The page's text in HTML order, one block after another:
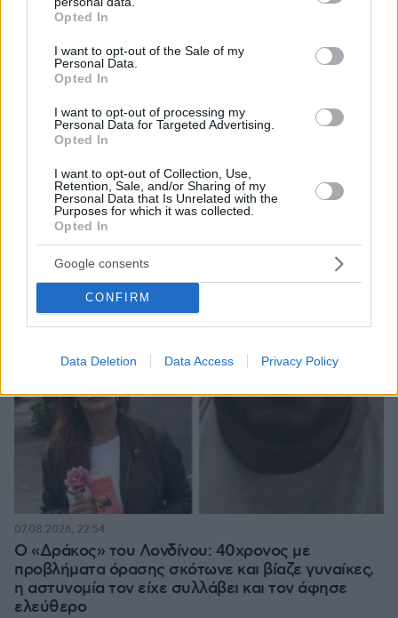
grant or deny consent to Google and its third-party tags to
use your data for below specified purposes in below Google
consent section.
Opted In
I want to opt-out of the Sale of my
Personal Data.
Opted In
I want to opt-out of processing my
Personal Data for Targeted Advertising.
Opted In
I want to opt-out of Collection, Use,
Retention, Sale, and/or Sharing of my
Personal Data that Is Unrelated with the
Purposes for which it was collected.
Opted In
Google consents
CONFIRM
Data Deletion Data Access Privacy Policy
Είδος υπό εξαφάνιση οι υπερπολύτεκνοι στην
Ελλάδα που γερνάει: Τα... δύο ταψιά μεσημεριανό,
Ο «Δράκος» του Λονδίνου: 40χρονος με
προβλήματα όρασης σκότωνε και βίαζε γυναίκες,
η αστυνομία τον είχε συλλάβει και τον άφησε
ελεύθερο
07.08.2026, 22:54